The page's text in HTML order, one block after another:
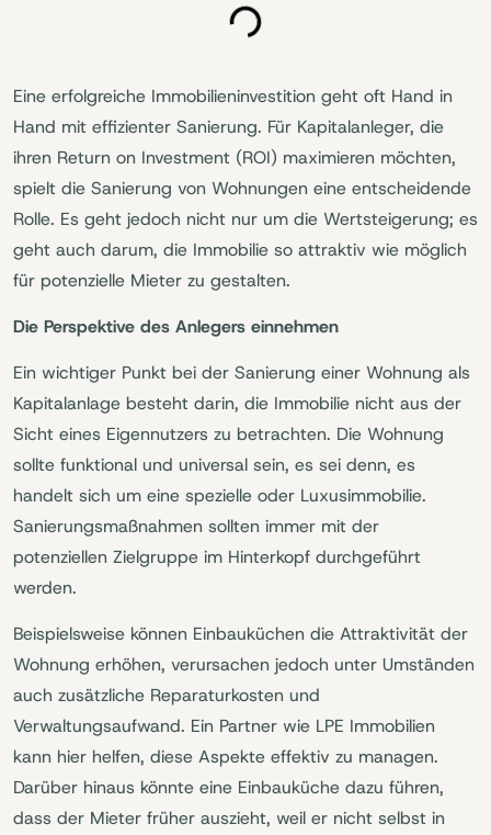
Eine erfolgreiche Immobilieninvestition geht oft Hand in
Hand mit effizienter Sanierung. Für Kapitalanleger, die
ihren Return on Investment (ROI) maximieren möchten,
spielt die Sanierung von Wohnungen eine entscheidende
Rolle. Es geht jedoch nicht nur um die Wertsteigerung; es
geht auch darum, die Immobilie so attraktiv wie möglich
für potenzielle Mieter zu gestalten.
Die Perspektive des Anlegers einnehmen
Ein wichtiger Punkt bei der Sanierung einer Wohnung als
Kapitalanlage besteht darin, die Immobilie nicht aus der
Sicht eines Eigennutzers zu betrachten. Die Wohnung
sollte funktional und universal sein, es sei denn, es
handelt sich um eine spezielle oder Luxusimmobilie.
Sanierungsmaßnahmen sollten immer mit der
potenziellen Zielgruppe im Hinterkopf durchgeführt
werden.
Beispielsweise können Einbauküchen die Attraktivität der
Wohnung erhöhen, verursachen jedoch unter Umständen
auch zusätzliche Reparaturkosten und
Verwaltungsaufwand. Ein Partner wie LPE Immobilien
kann hier helfen, diese Aspekte effektiv zu managen.
Darüber hinaus könnte eine Einbauküche dazu führen,
dass der Mieter früher auszieht, weil er nicht selbst in